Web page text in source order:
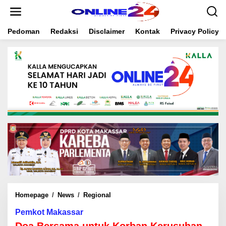
t
Pedoman Redaksi Disclaimer Kontak Privacy Policy
Homepage / News / Regional
B
Pemkot Makassar